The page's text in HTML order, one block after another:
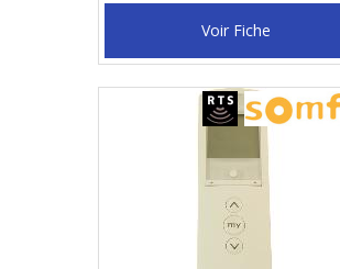
Voir Fiche